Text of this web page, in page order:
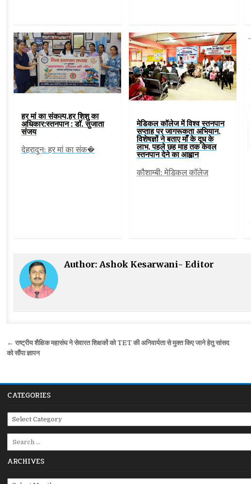
हर मां का संकल्प,हर शिशु का
अधिकार:स्तनपान : डॉ. सुजाता
संजय
देहरादून: हर मां का संक�
मेडिकल कॉलेज में विश्व स्तनपान
सप्ताह पर जागरूकता अभियान,
विशेषज्ञों ने बताए माँ के दूध के
लाभ, पहले छह माह तक केवल
स्तनपान देने का आह्वान
कौशाम्बी: मेडिकल कॉलेज
Author:Ashok Kesarwani- Editor
Post
navigation
← राष्ट्रीय शैक्षिक महासंघ ने सेवारत शिक्षकों को TET की अनिवार्यता से मुक्त किए जाने हेतु सांसद
को सौंपा ज्ञापन
CATEGORIES
Categories
ARCHIVES
Archives